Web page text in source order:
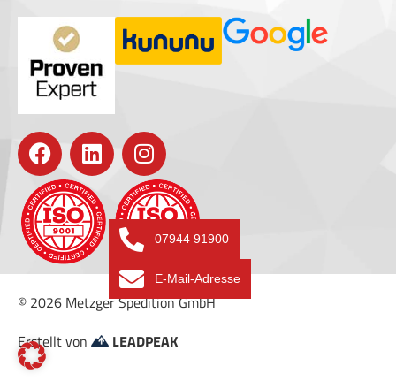
© 2026 Metzger Spedition GmbH
Erstellt von
LEADPEAK
07944 91900
E-Mail-Adresse